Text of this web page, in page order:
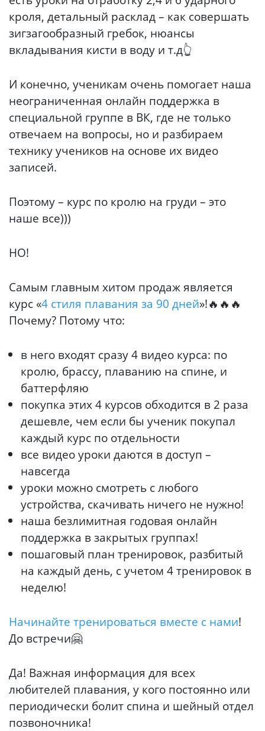
кроля, детальный расклад – как совершать
зигзагообразный гребок, нюансы
вкладывания кисти в воду и т.д👆
И конечно, ученикам очень помогает наша
неограниченная онлайн поддержка в
специальной группе в ВК, где не только
отвечаем на вопросы, но и разбираем
технику учеников на основе их видео
записей.
Поэтому – курс по кролю на груди – это
наше все)))
НО!
Самым главным хитом продаж является
курс «4 стиля плавания за 90 дней»!🔥🔥🔥
Почему? Потому что:
в него входят сразу 4 видео курса: по
кролю, брассу, плаванию на спине, и
баттерфляю
покупка этих 4 курсов обходится в 2 раза
дешевле, чем если бы ученик покупал
каждый курс по отдельности
все видео уроки даются в доступ –
навсегда
уроки можно смотреть с любого
устройства, скачивать ничего не нужно!
наша безлимитная годовая онлайн
поддержка в закрытых группах!
пошаговый план тренировок, разбитый
на каждый день, с учетом 4 тренировок в
неделю!
Начинайте тренироваться вместе с нами!
До встречи🤗
Да! Важная информация для всех
любителей плавания, у кого постоянно или
периодически болит спина и шейный отдел
позвоночника!